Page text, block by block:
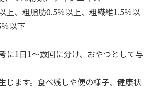
上、粗脂肪0.5％以上、粗繊維1.5％以
以下
に1日1～数回に分け、おやつとして与
じます。食べ残しや便の様子、健康状